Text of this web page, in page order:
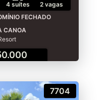
4 suítes
2 vagas
FECHADO
CANOA
7704